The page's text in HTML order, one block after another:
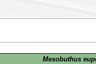
Mesobuthus